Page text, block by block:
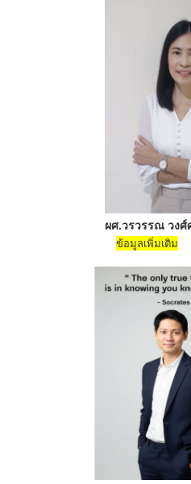
ผศ.วรวรรณ วง
ข้อมูลเพิ่มเติม